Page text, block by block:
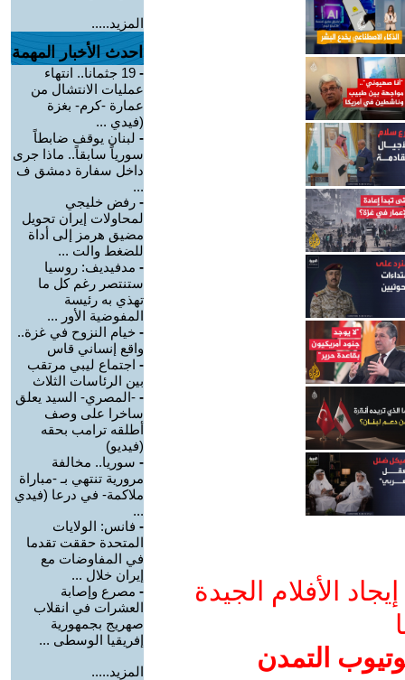
الأفلام الجيدة
التمدن
المزيد.....
احدث الأخبار المهمة
-
19 جثمانا.. انتهاء
عمليات الانتشال من
عمارة -كرم- بغزة
(فيدي ...
- لبنان يوقف ضابطاً
سورياً سابقاً.. ماذا جرى
داخل سفارة دمشق ف
...
- رفض خليجي
لمحاولات إيران تحويل
مضيق هرمز إلى أداة
للضغط والت ...
- مدفيديف: روسيا
ستنتصر رغم كل ما
تهذي به رئيسة
المفوضية الأور ...
- خيام النزوح في غزة..
واقع إنساني قاس
- اجتماع ليبي مرتقب
بين الرئاسات الثلاث
- -المصري- السيد يعلق
ساخرا على وصف
أطلقه ترامب بحقه
(فيديو)
- سوريا.. مخالفة
مرورية تنتهي بـ -مباراة
ملاكمة- في درعا (فيدي
...
- فانس: الولايات
المتحدة حققت تقدما
في المفاوضات مع
إيران خلال ...
- مصرع وإصابة
العشرات في انقلاب
صهريج بجمهورية
إفريقيا الوسطى ...
المزيد.....